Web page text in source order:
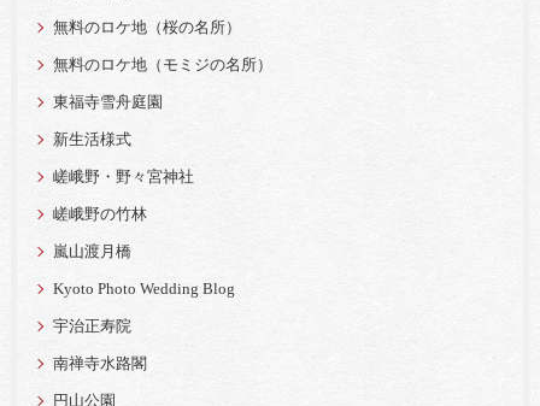
無料のロケ地（桜の名所）
無料のロケ地（モミジの名所）
東福寺雪舟庭園
新生活様式
嵯峨野・野々宮神社
嵯峨野の竹林
嵐山渡月橋
Kyoto Photo Wedding Blog
宇治正寿院
南禅寺水路閣
円山公園